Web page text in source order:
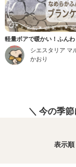
軽量ボアで暖かい！ふん
ット☆
かおり
＼ 今の季
表示順